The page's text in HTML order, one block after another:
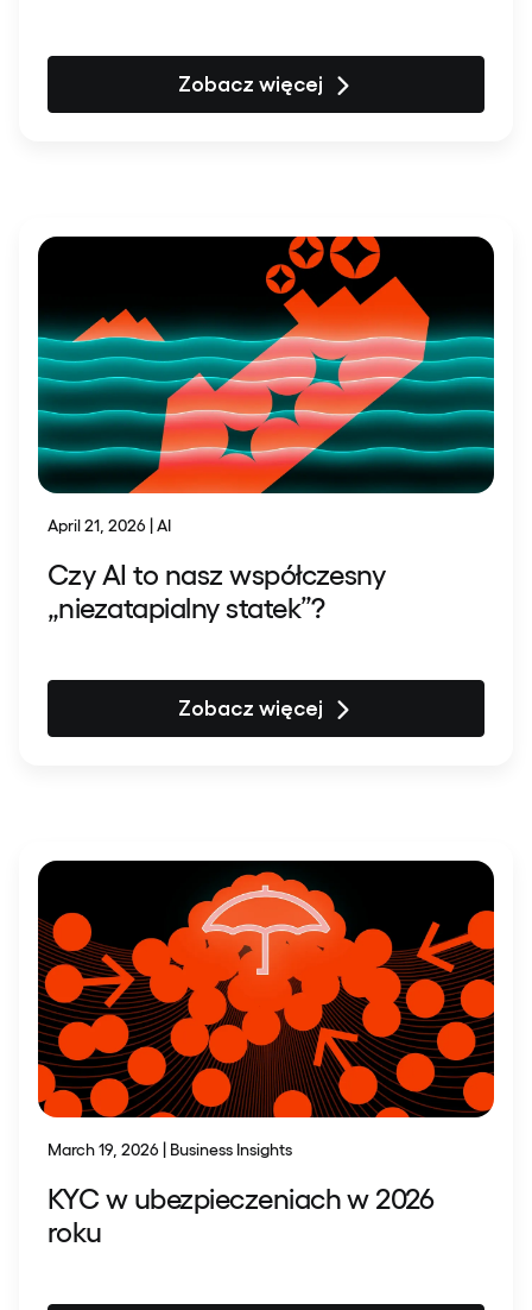
Zobacz więcej
April 21, 2026 | AI
Czy AI to nasz współczesny
„niezatapialny statek”?
Zobacz więcej
March 19, 2026 | Business Insights
KYC w ubezpieczeniach w 2026
roku